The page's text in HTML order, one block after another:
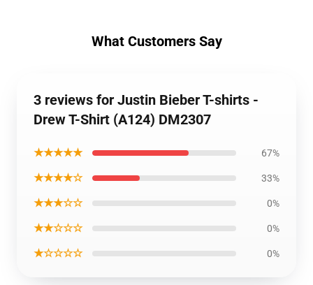
What Customers Say
3 reviews for Justin Bieber T-shirts -
Drew T-Shirt (A124) DM2307
★★★★★ 67%
★★★★☆ 33%
★★★☆☆ 0%
★★☆☆☆ 0%
★☆☆☆☆ 0%